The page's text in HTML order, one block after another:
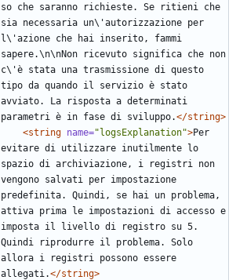
so che saranno richieste. Se ritieni che
sia necessaria un\'autorizzazione per
l\'azione che hai inserito, fammi
sapere.\n\nNon ricevuto significa che non
c\'è stata una trasmissione di questo
tipo da quando il servizio è stato
avviato. La risposta a determinati
parametri è in fase di sviluppo.</string>
<string name="logsExplanation">Per
evitare di utilizzare inutilmente lo
spazio di archiviazione, i registri non
vengono salvati per impostazione
predefinita. Quindi, se hai un problema,
attiva prima le impostazioni di accesso e
imposta il livello di registro su 5.
Quindi riprodurre il problema. Solo
allora i registri possono essere
allegati.</string>